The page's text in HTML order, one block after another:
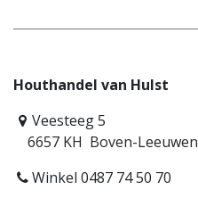
Houthandel van Hulst
Veesteeg 5
6657 KH Boven-Leeuwen
Winkel 0487 74 50 70